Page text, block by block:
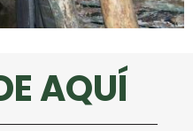
AQUÍ